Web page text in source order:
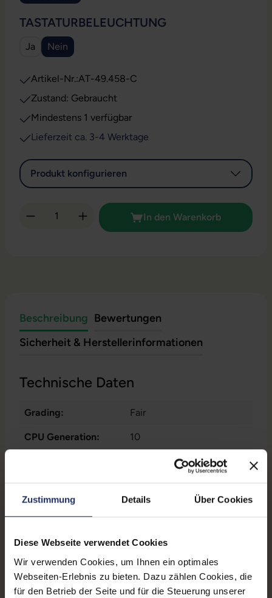
Zustimmung Details Über Cookies
Diese Webseite verwendet Cookies
Wir verwenden Cookies, um Ihnen ein optimales
Webseiten-Erlebnis zu bieten. Dazu zählen Cookies, die
für den Betrieb der Seite und für die Steuerung unserer
TASTATURBELEUCHTUNG
Ja Nein
Artikel-Nr.:AT-49.458-C
Zustand: Gebraucht
Mindestens 1 verfügbar
Lieferzeit ca. 3-4 Werktage
Produkt konfigurieren
Produkt Anzahl: Gib den gewünschten
In den Warenkorb
Beschreibung Bewertungen
Sicherheit & Herstellerinformationen
Technische Daten
Grading: Fair
CPU Generation: 10
Windows 11 Professional
Prozessorkerne: 2
Tastaturbeleuchtung: Nein
Schnittstellen:
1x Audio / Mikrofon - 3.5